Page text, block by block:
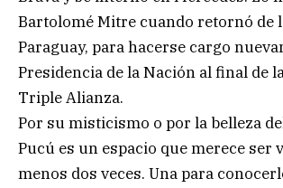
Bartolomé Mitre cuando retornó de
Paraguay, para hacerse cargo
Presidencia de la Nación al final de
Triple Alianza.
Por su misticismo o por la belleza
Pucú es un espacio que merece ser
menos dos veces. Una para